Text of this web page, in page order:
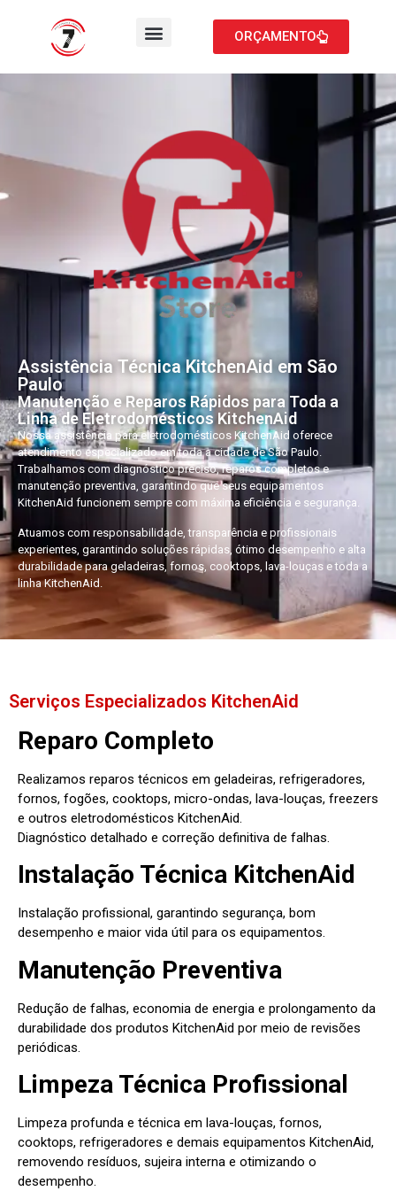
ORÇAMENTO
Assistência Técnica KitchenAid em São
Paulo
Manutenção e Reparos Rápidos para Toda a
Linha de Eletrodomésticos KitchenAid
Nossa assistência para eletrodomésticos KitchenAid oferece
atendimento especializado em toda a cidade de São Paulo.
Trabalhamos com diagnóstico preciso, reparos completos e
manutenção preventiva, garantindo que seus equipamentos
KitchenAid funcionem sempre com máxima eficiência e segurança.
Atuamos com responsabilidade, transparência e profissionais
experientes, garantindo soluções rápidas, ótimo desempenho e alta
durabilidade para geladeiras, fornos, cooktops, lava-louças e toda a
linha KitchenAid.
Serviços Especializados KitchenAid
Reparo Completo
Realizamos reparos técnicos em geladeiras, refrigeradores,
fornos, fogões, cooktops, micro-ondas, lava-louças, freezers
e outros eletrodomésticos KitchenAid.
Diagnóstico detalhado e correção definitiva de falhas.
Instalação Técnica KitchenAid
Instalação profissional, garantindo segurança, bom
desempenho e maior vida útil para os equipamentos.
Manutenção Preventiva
Redução de falhas, economia de energia e prolongamento da
durabilidade dos produtos KitchenAid por meio de revisões
periódicas.
Limpeza Técnica Profissional
Limpeza profunda e técnica em lava-louças, fornos,
cooktops, refrigeradores e demais equipamentos KitchenAid,
removendo resíduos, sujeira interna e otimizando o
desempenho.